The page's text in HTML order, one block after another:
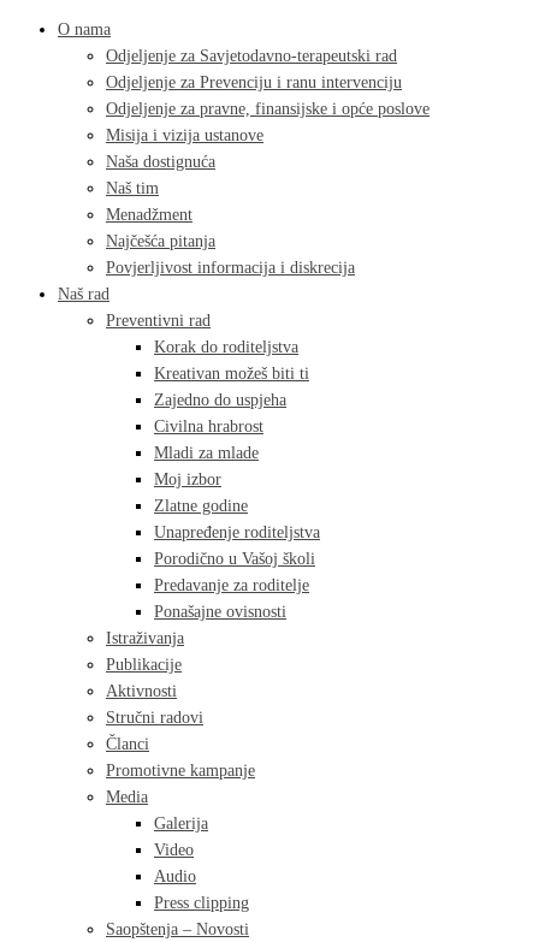
O nama
Odjeljenje za Savjetodavno-terapeutski rad
Odjeljenje za Prevenciju i ranu intervenciju
Odjeljenje za pravne, finansijske i opće poslove
Misija i vizija ustanove
Naša dostignuća
Naš tim
Menadžment
Najčešća pitanja
Povjerljivost informacija i diskrecija
Naš rad
Preventivni rad
Korak do roditeljstva
Kreativan možeš biti ti
Zajedno do uspjeha
Civilna hrabrost
Mladi za mlade
Moj izbor
Zlatne godine
Unapređenje roditeljstva
Porodično u Vašoj školi
Predavanje za roditelje
Ponašajne ovisnosti
Istraživanja
Publikacije
Aktivnosti
Stručni radovi
Članci
Promotivne kampanje
Media
Galerija
Video
Audio
Press clipping
Saopštenja – Novosti